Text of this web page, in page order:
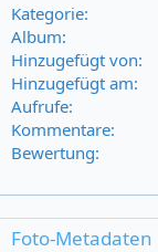
Kategorie
Album
Hinzugefügt von
Hinzugefügt am
Aufrufe
Kommentare
Bewertung
Foto-Metadaten